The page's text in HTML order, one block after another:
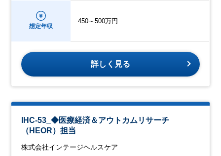
想定年収
450～500万円
詳しく見る
IHC-53_◆医療経済＆アウトカムリサーチ
（HEOR）担当
株式会社インテージヘルスケア